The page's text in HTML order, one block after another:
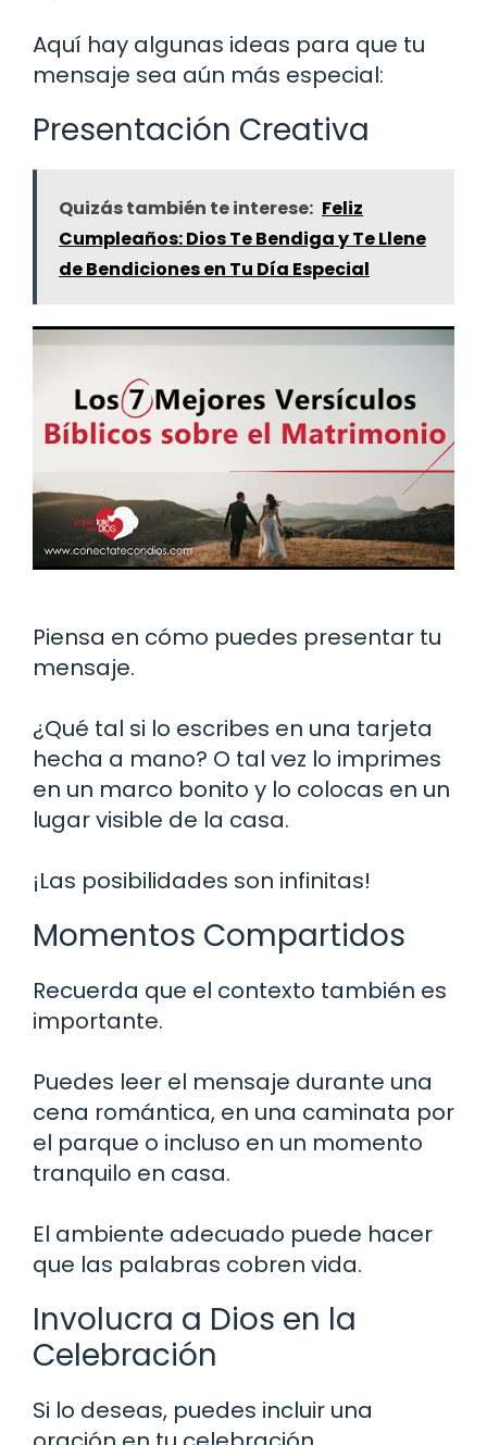
Aquí hay algunas ideas para que tu
mensaje sea aún más especial:
Presentación Creativa
Quizás también te interese: Feliz
Cumpleaños: Dios Te Bendiga y Te Llene
de Bendiciones en Tu Día Especial
Piensa en cómo puedes presentar tu
mensaje.
¿Qué tal si lo escribes en una tarjeta
hecha a mano? O tal vez lo imprimes
en un marco bonito y lo colocas en un
lugar visible de la casa.
¡Las posibilidades son infinitas!
Momentos Compartidos
Recuerda que el contexto también es
importante.
Puedes leer el mensaje durante una
cena romántica, en una caminata por
el parque o incluso en un momento
tranquilo en casa.
El ambiente adecuado puede hacer
que las palabras cobren vida.
Involucra a Dios en la
Celebración
Si lo deseas, puedes incluir una